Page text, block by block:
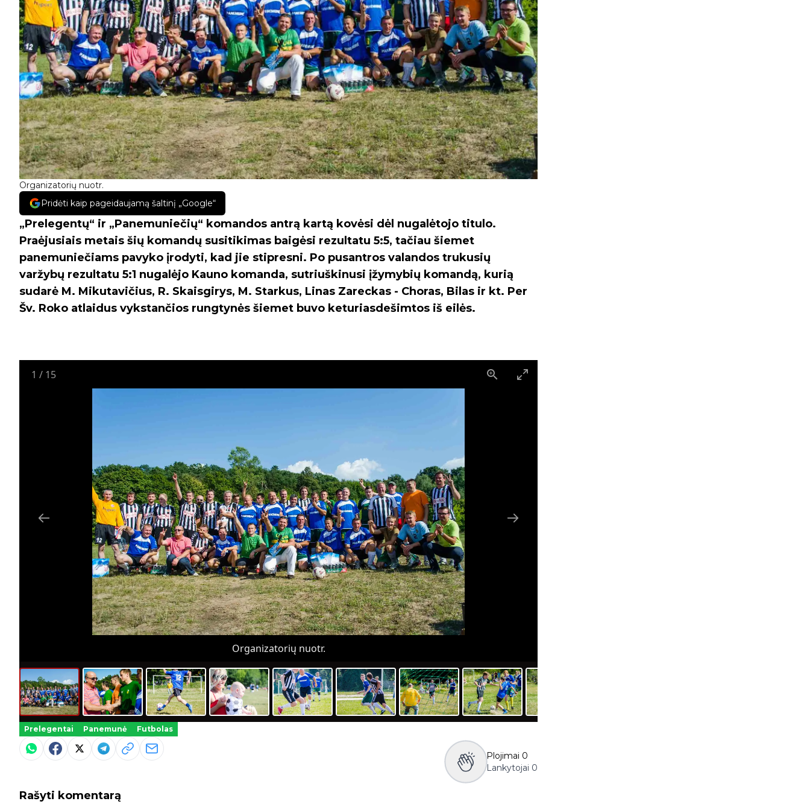
Organizatorių nuotr.
Pridėti kaip pageidaujamą šaltinį „Google“
„Prelegentų“ ir „Panemuniečių“ komandos antrą kartą kovėsi dėl nugalėtojo titulo.
Praėjusiais metais šių komandų susitikimas baigėsi rezultatu 5:5, tačiau šiemet
panemuniečiams pavyko įrodyti, kad jie stipresni. Po pusantros valandos trukusių
varžybų rezultatu 5:1 nugalėjo Kauno komanda, sutriuškinusi įžymybių komandą, kurią
sudarė M. Mikutavičius, R. Skaisgirys, M. Starkus, Linas Zareckas - Choras, Bilas ir kt. Per
Šv. Roko atlaidus vykstančios rungtynės šiemet buvo keturiasdešimtos iš eilės.
1 / 15
Organizatorių nuotr.
Prelegentai Panemunė Futbolas
Plojimai 0
Lankytojai 0
Rašyti komentarą